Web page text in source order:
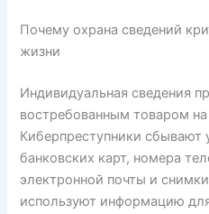
Почему охрана сведений
жизни
Индивидуальная сведения
востребованным товаром
Киберпреступники сбывают
банковских карт, номера
электронной почты и
используют информацию